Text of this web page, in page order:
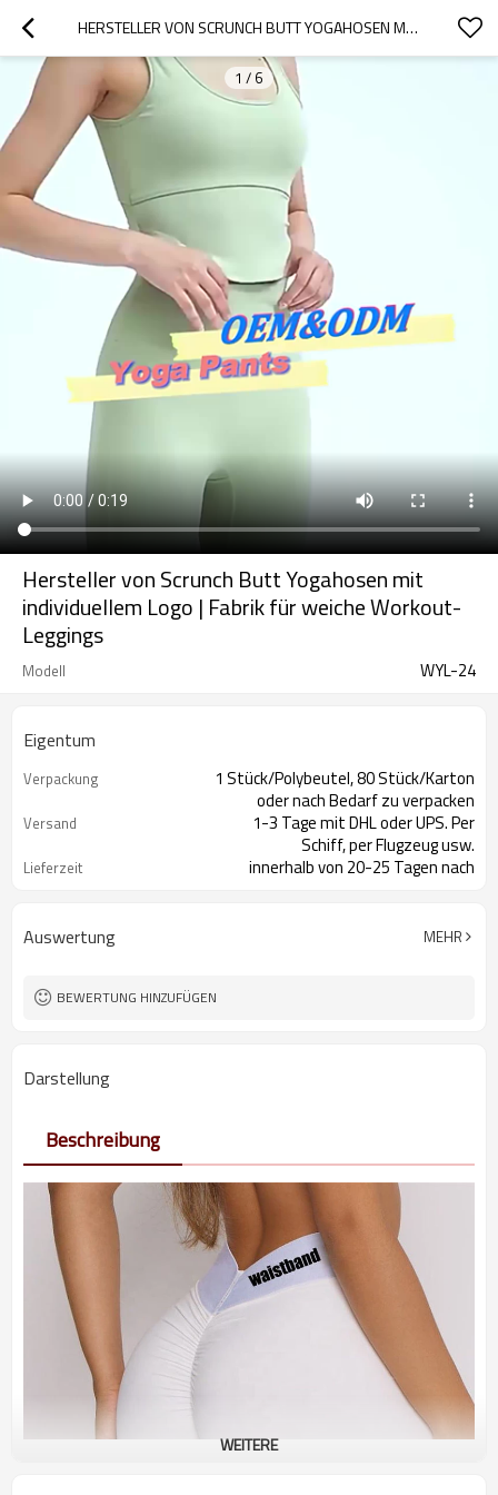
HERSTELLER VON SCRUNCH BUTT YOGAHOSEN MIT INDIVIDUELLEM LOGO | FABRIK FÜR WEICHE WORKOUT-LEGGINGS
1 / 6
Hersteller von Scrunch Butt Yogahosen mit
individuellem Logo | Fabrik für weiche Workout-
Leggings
Modell WYL-24
Eigentum
Verpackung
1 Stück/Polybeutel, 80 Stück/Karton
oder nach Bedarf zu verpacken
Versand
1-3 Tage mit DHL oder UPS. Per
Schiff, per Flugzeug usw.
Lieferzeit
innerhalb von 20-25 Tagen nach
Auswertung MEHR
BEWERTUNG HINZUFÜGEN
Darstellung
Beschreibung
WEITERE